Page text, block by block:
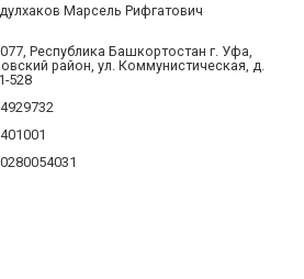
Марсель Рифгатович
Республика Башкортостан г. Уфа,
район, ул. Коммунистическая, д.
528